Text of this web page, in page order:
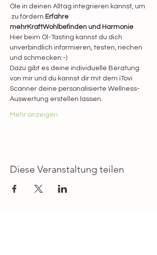
Öle in deinen Alltag integrieren kannst, um
zu fördern. Erfahre
mehrKraftWohlbefinden und Harmonie
Hier beim Öl-Tasting kannst du dich
unverbindlich informieren, testen, riechen
und schmecken:-)
Dazu gibt es deine individuelle Beratung
von mir und du kannst dir mit dem iTovi
Scanner deine personalisierte Wellness-
Auswertung erstellen lassen.
Mehr anzeigen
Diese Veranstaltung teilen